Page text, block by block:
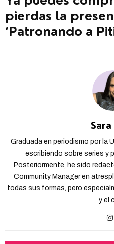
pierdas la
‘Patronando a
Sara
Graduada en periodismo por la
escribiendo sobre series y
Posteriormente, he sido
Community Manager en
todas sus formas, pero
y el